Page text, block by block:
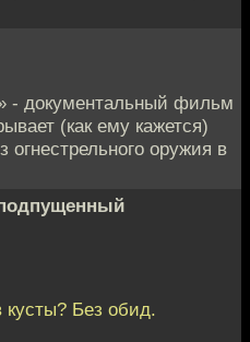
- документальный фильм
(как ему кажется)
оружия в
Без обид.